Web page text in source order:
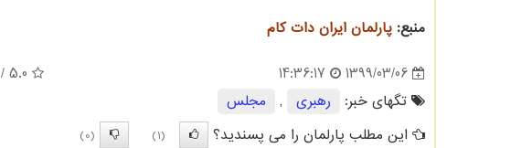
منبع: پارلمان ایران دات كام
1399/03/06
14:36:17
5.0
/ 5
تگهای خبر:
رهبری ,
مجلس
این مطلب پارلمان را می پسندید؟
(1)
(0)